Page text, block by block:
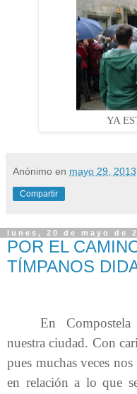
YA
Anónimo en mayo 29, 2013
Compartir
lunes, 20 de mayo de
POR EL
TÍMPANOS
En
nuestra ciudad. Con
pues muchas veces
en relación a lo que